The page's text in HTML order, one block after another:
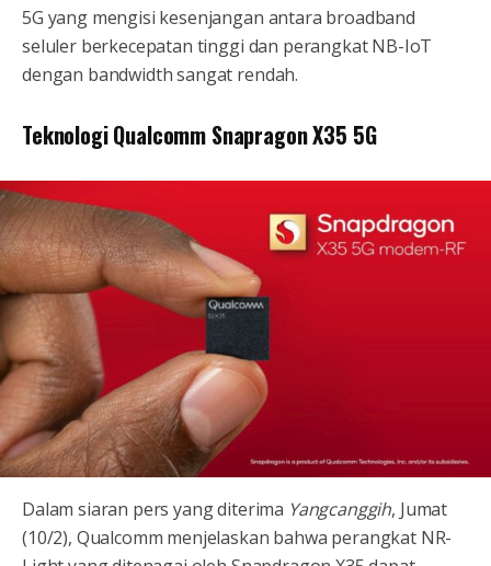
5G yang mengisi kesenjangan antara broadband
seluler berkecepatan tinggi dan perangkat NB-IoT
dengan bandwidth sangat rendah.
Teknologi Qualcomm Snapragon X35 5G
Dalam siaran pers yang diterima Yangcanggih, Jumat
(10/2), Qualcomm menjelaskan bahwa perangkat NR-